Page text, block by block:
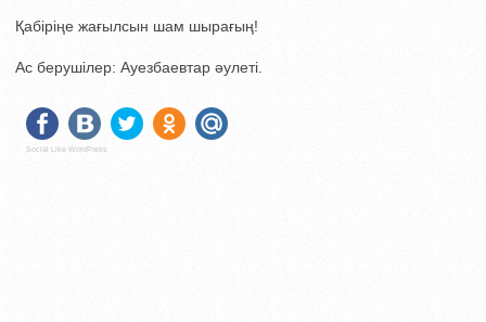
Қабіріңе жағылсын шам шырағың!
Ас берушілер: Ауезбаевтар әулеті.
Social Like WordPress